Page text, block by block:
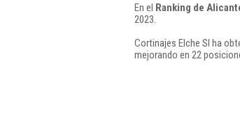
En el Ranking de
2023.
Cortinajes Elche Sl ha
mejorando en 22